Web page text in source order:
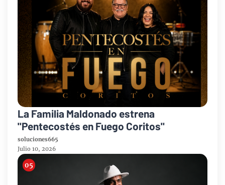
La Familia Maldonado estrena
"Pentecostés en Fuego Coritos"
soluciones665
Julio 10, 2026